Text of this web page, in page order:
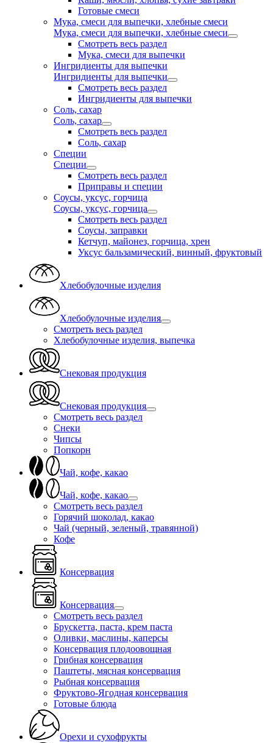
Готовые смеси
Мука, смеси для выпечки, хлебные смеси
Мука, смеси для выпечки, хлебные смеси
Смотреть весь раздел
Мука, смеси для выпечки
Ингридиенты для выпечки
Ингридиенты для выпечки
Смотреть весь раздел
Ингридиенты для выпечки
Соль, сахар
Соль, сахар
Смотреть весь раздел
Соль, сахар
Специи
Специи
Смотреть весь раздел
Приправы и специи
Соусы, уксус, горчица
Соусы, уксус, горчица
Смотреть весь раздел
Соусы, заправки
Кетчуп, майонез, горчица, хрен
Уксус бальзамический, винный, фруктовый
Хлебобулочные изделия
Хлебобулочные изделия
Смотреть весь раздел
Хлебобулочные изделия, выпечка
Снековая продукция
Снековая продукция
Смотреть весь раздел
Снеки
Чипсы
Попкорн
Чай, кофе, какао
Чай, кофе, какао
Смотреть весь раздел
Горячий шоколад, какао
Чай (черный, зеленый, травянной)
Кофе
Консервация
Консервация
Смотреть весь раздел
Брускетта, паста, крем паста
Оливки, маслины, каперсы
Консервация плодоовощная
Грибная консервация
Паштеты, мясная консервация
Рыбная консервация
Фруктово-Ягодная консервация
Готовые блюда
Орехи и сухофрукты